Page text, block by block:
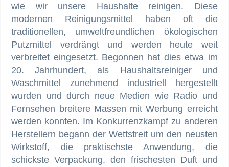
wie wir unsere Haushalte reinigen. Diese
modernen Reinigungsmittel haben oft die
traditionellen, umweltfreundlichen ökologischen
Putzmittel verdrängt und werden heute weit
verbreitet eingesetzt. Begonnen hat dies etwa im
20. Jahrhundert, als Haushaltsreiniger und
Waschmittel zunehmend industriell hergestellt
wurden und durch neue Medien wie Radio und
Fernsehen breitere Massen mit Werbung erreicht
werden konnten. Im Konkurrenzkampf zu anderen
Herstellern begann der Wettstreit um den neusten
Wirkstoff, die praktischste Anwendung, die
schickste Verpackung, den frischesten Duft und